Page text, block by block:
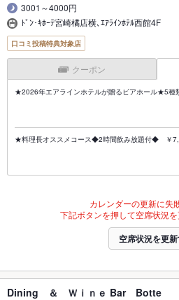
3001～4000円
ﾄﾞﾝ･ｷﾎｰﾃ宮崎橘店横､ｴｱﾗｲﾝﾎﾃﾙ西館4F
口コミ投稿特典対象店
クーポン
★2026年エアラインホテルが贈るビアホール★5種
★料理長オススメコース◆2時間飲み放題付◆ ￥
カレンダーの更新に失
下記ボタンを押して空席状況を
空席状況を更
Dining ＆ Ｗｉｎｅ Bar Botte